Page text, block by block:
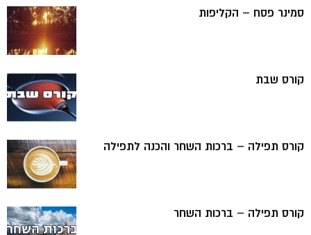
סמינר פסח – הקליפות
קורס שבת
קורס תפילה – ברכות השחר והכנה לתפילה
קורס תפילה – ברכות השחר